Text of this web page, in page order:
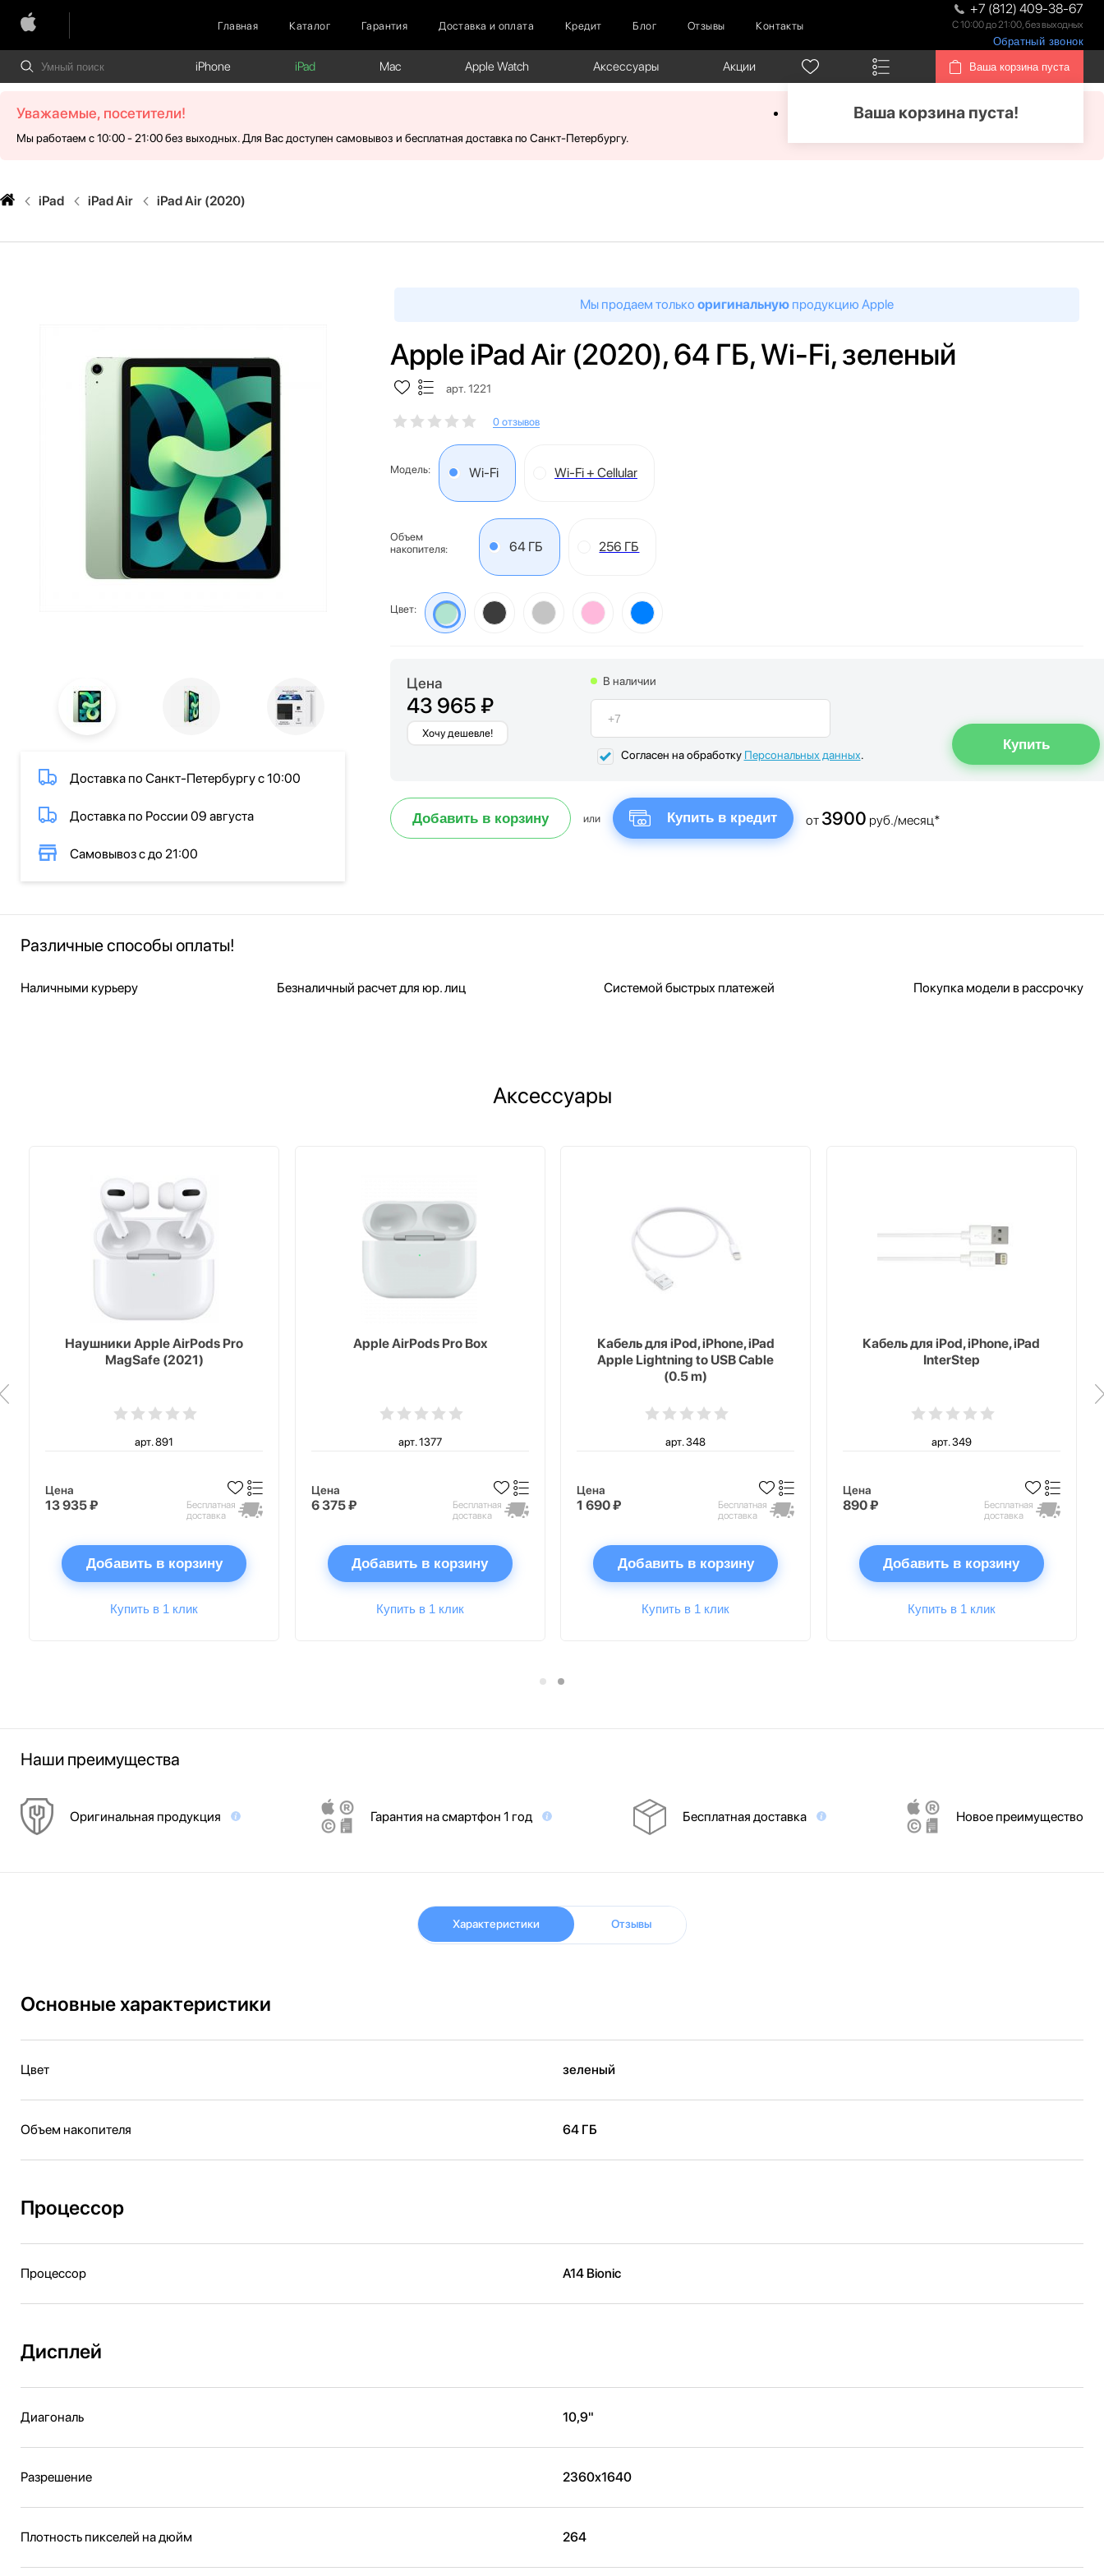
Главная Каталог Гарантия Доставка и оплата Кредит Блог Отзывы Контакты
+7 (812) 409-38-67
С 10:00 до 21:00, без выходных
Обратный звонок
iPhone iPad Mac Apple Watch Аксессуары Акции Ваша корзина пуста
Ваша корзина пуста!
Уважаемые, посетители!
Мы работаем с 10:00 - 21:00 без выходных. Для Вас доступен самовывоз и бесплатная доставка по Санкт-Петербургу.
iPad iPad Air iPad Air (2020)
Доставка по Санкт-Петербургу с 10:00
Доставка по России 09 августа
Самовывоз с до 21:00
Мы продаем только оригинальную продукцию Apple
Apple iPad Air (2020), 64 ГБ, Wi-Fi, зеленый
арт. 1221
0 отзывов
Модель: Wi-Fi Wi-Fi + Cellular
Объем
накопителя:
64 ГБ 256 ГБ
Цвет:
Цена
43 965 ₽
Хочу дешевле!
В наличии
Согласен на обработку Персональных данных.
Добавить в корзину или Купить в кредит от 3900 руб./месяц*
Различные способы оплаты!
Наличными курьеру Безналичный расчет для юр. лиц Системой быстрых платежей Покупка модели в рассрочку
Аксессуары
Наушники Apple AirPods Pro
MagSafe (2021)
арт. 891
Цена
13 935 ₽
Бесплатная
доставка
Добавить в корзину
Купить в 1 клик
Apple AirPods Pro Box
арт. 1377
Цена
6 375 ₽
Бесплатная
доставка
Добавить в корзину
Купить в 1 клик
Кабель для iPod, iPhone, iPad
Apple Lightning to USB Cable
(0.5 m)
арт. 348
Цена
1 690 ₽
Бесплатная
доставка
Добавить в корзину
Купить в 1 клик
Кабель для iPod, iPhone, iPad
InterStep
арт. 349
Цена
890 ₽
Бесплатная
доставка
Добавить в корзину
Купить в 1 клик
Наши преимущества
Оригинальная продукция Гарантия на смартфон 1 год Бесплатная доставка Новое преимущество
Характеристики Отзывы
Основные характеристики
Цвет зеленый
Объем накопителя 64 ГБ
Процессор
Процессор A14 Bionic
Дисплей
Диагональ 10,9"
Разрешение 2360x1640
Плотность пикселей на дюйм 264